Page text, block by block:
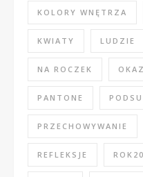
KOLORY WNĘTRZA
KWIATY LUDZIE
NA ROCZEK
PANTONE
PRZECHOWYWANIE
REFLEKSJE